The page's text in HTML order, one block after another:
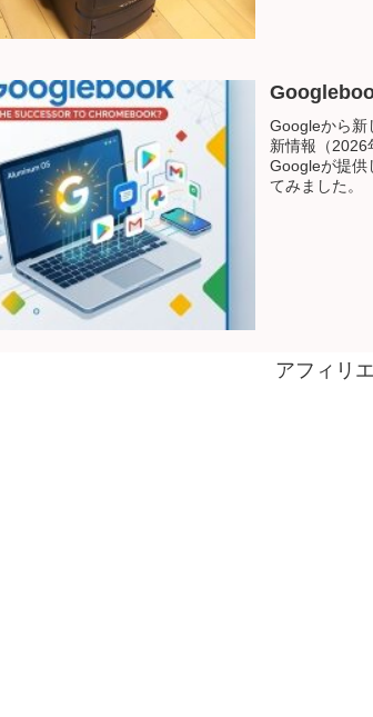
Googleから新
新情報（2026
Googleが提供
てみました。
アフィリ